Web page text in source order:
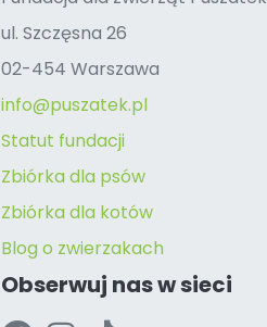
ul. Szczęsna 26
02-454 Warszawa
info@puszatek.pl
Statut fundacji
Zbiórka dla psów
Zbiórka dla kotów
Blog o zwierzakach
Obserwuj nas w sieci